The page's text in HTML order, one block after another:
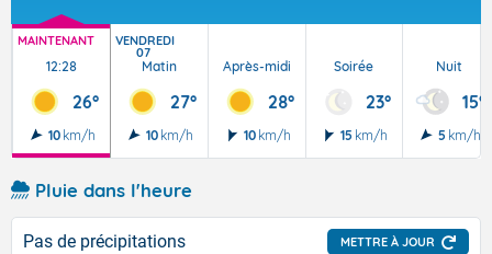
MAINTENANT
12:28
26°
10 km/h
VENDREDI
07
Matin
27°
10 km/h
Après-midi
28°
10 km/h
Soirée
23°
15 km/h
Nuit
15°
5 km/h
Pluie dans l'heure
Pas de précipitations METTRE À JOUR